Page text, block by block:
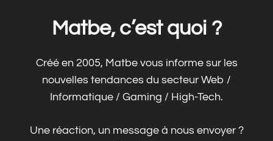
Matbe, c’est quoi ?
Créé en 2005, Matbe vous informe sur les
nouvelles tendances du secteur Web /
Informatique / Gaming / High-Tech.
Une réaction, un message à nous envoyer ?